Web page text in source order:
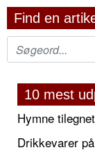
Find en
10 mest
Hymne
Drikkevarer